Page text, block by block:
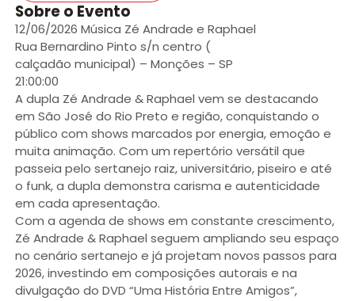
Sobre o Evento
12/06/2026 Música Zé Andrade e Raphael
Rua Bernardino Pinto s/n centro (
calçadão municipal) – Monções – SP
21:00:00
A dupla Zé Andrade & Raphael vem se destacando
em São José do Rio Preto e região, conquistando o
público com shows marcados por energia, emoção e
muita animação. Com um repertório versátil que
passeia pelo sertanejo raiz, universitário, piseiro e até
o funk, a dupla demonstra carisma e autenticidade
em cada apresentação.
Com a agenda de shows em constante crescimento,
Zé Andrade & Raphael seguem ampliando seu espaço
no cenário sertanejo e já projetam novos passos para
2026, investindo em composições autorais e na
divulgação do DVD “Uma História Entre Amigos”,